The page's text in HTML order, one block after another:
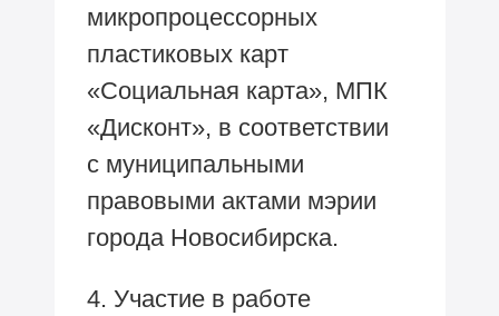
микропроцессорных
пластиковых карт
«Социальная карта», МПК
«Дисконт», в соответствии
с муниципальными
правовыми актами мэрии
города Новосибирска.
4. Участие в работе